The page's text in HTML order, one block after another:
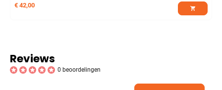
€ 42,00
Reviews
0 beoordelingen